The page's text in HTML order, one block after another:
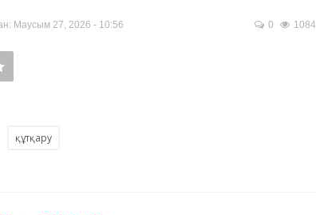
Маусым 27, 2026 - 10:56 0 1084
құтқару